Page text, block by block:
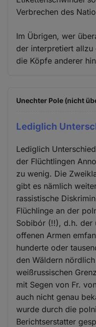
Verbrechen des
Im Übrigen, wer
der interpretiert allzu
die Köpfe anderer
Unechter Pole (nicht
Lediglich
Lediglich
der Flüchtlingen
zu wenig. Die
gibt es nämlich
rassistische
Flüchlinge an der
Sobibór (!!), d.h. der
offenen Armen
hunderte oder
den Wäldern
weißrussischen
mit Segen von Fr.
auch nicht genau
wurde durch die
Berichtserstatter